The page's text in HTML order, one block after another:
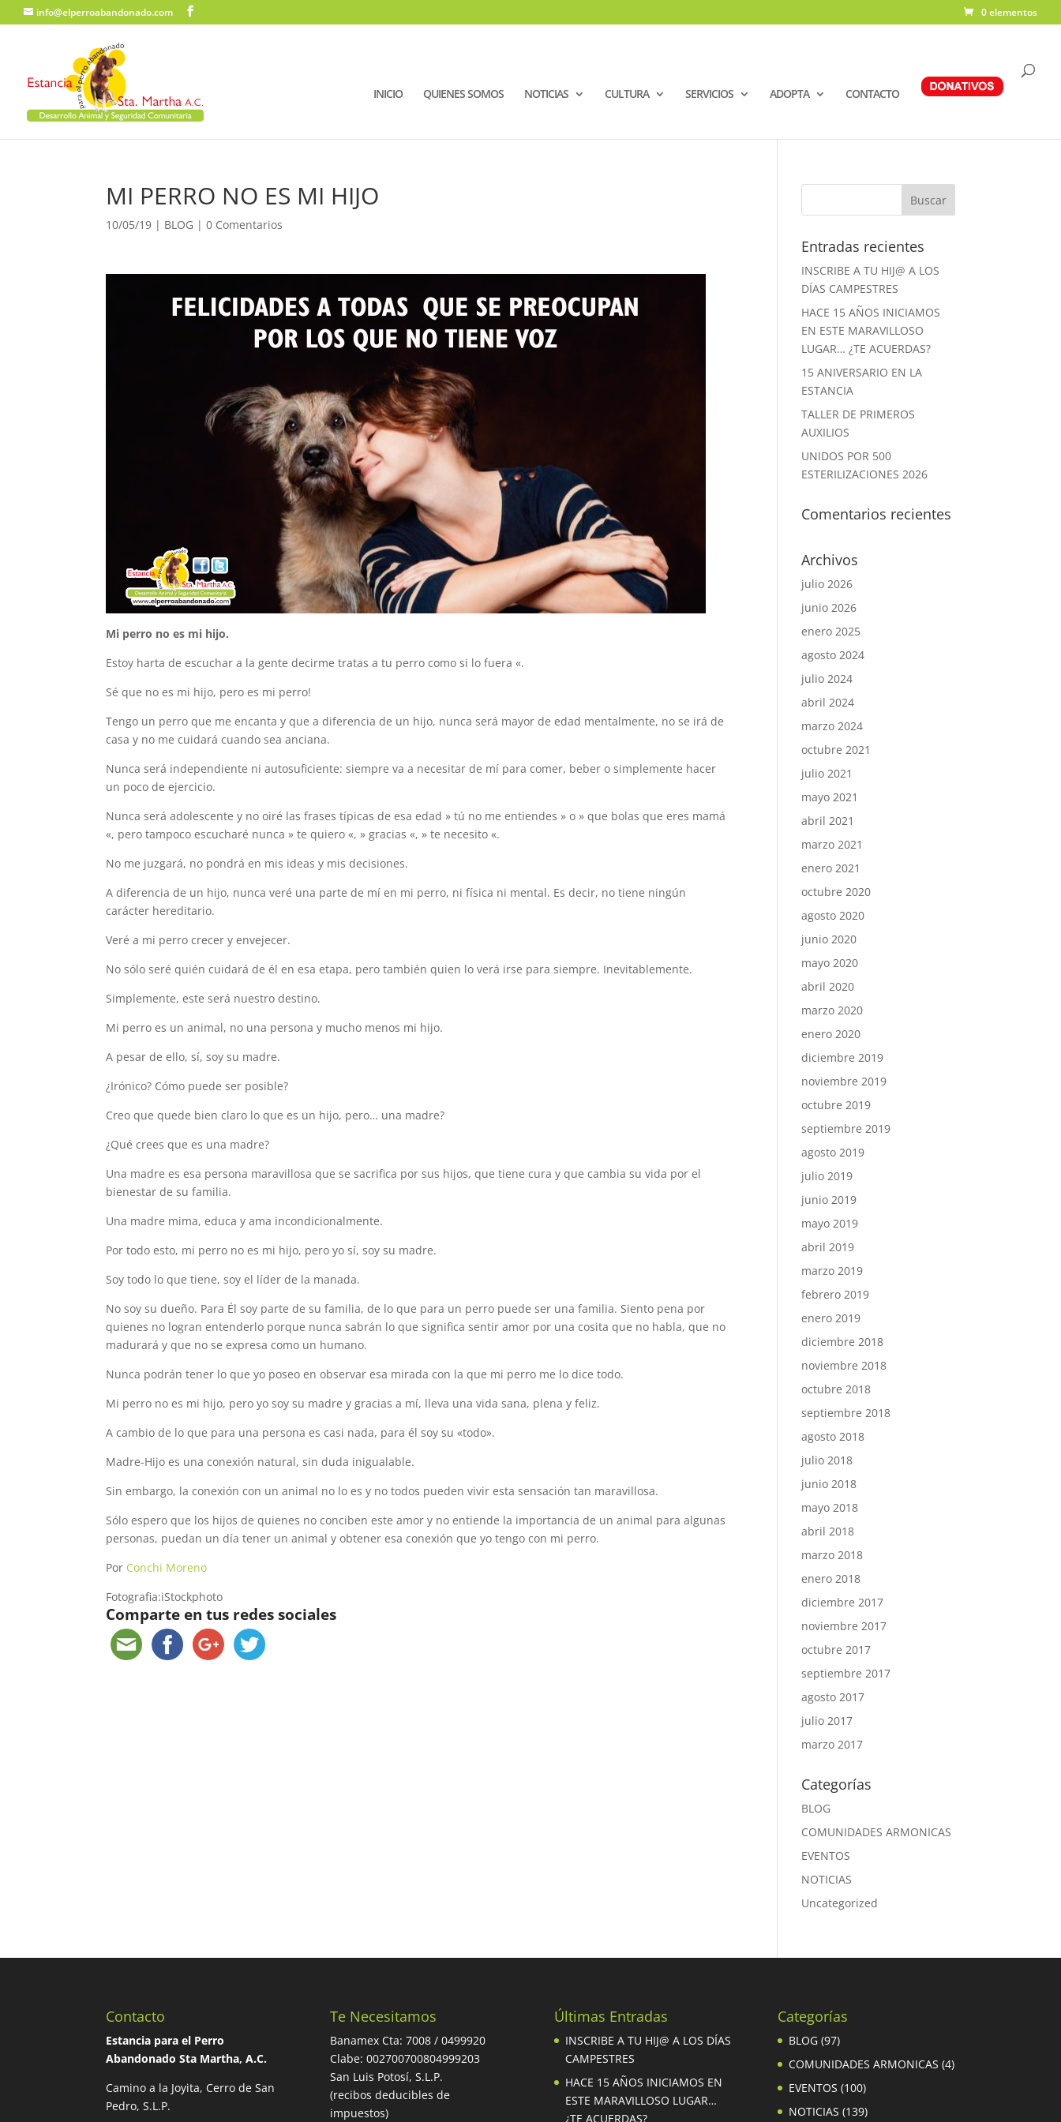
info@elperroabandonado.com 0 elementos
INICIO QUIENES SOMOS NOTICIAS CULTURA SERVICIOS ADOPTA CONTACTO
MI PERRO NO ES MI HIJO
10/05/19 | BLOG |0 Comentarios
Mi perro no es mi hijo.
Estoy harta de escuchar a la gente decirme tratas a tu perro como si lo fuera «.
Sé que no es mi hijo, pero es mi perro!
Tengo un perro que me encanta y que a diferencia de un hijo, nunca será mayor de edad mentalmente, no se irá de
casa y no me cuidará cuando sea anciana.
Nunca será independiente ni autosuficiente: siempre va a necesitar de mí para comer, beber o simplemente hacer
un poco de ejercicio.
Nunca será adolescente y no oiré las frases típicas de esa edad » tú no me entiendes » o » que bolas que eres mamá
«, pero tampoco escucharé nunca » te quiero «, » gracias «, » te necesito «.
No me juzgará, no pondrá en mis ideas y mis decisiones.
A diferencia de un hijo, nunca veré una parte de mí en mi perro, ni física ni mental. Es decir, no tiene ningún
carácter hereditario.
Veré a mi perro crecer y envejecer.
No sólo seré quién cuidará de él en esa etapa, pero también quien lo verá irse para siempre. Inevitablemente.
Simplemente, este será nuestro destino.
Mi perro es un animal, no una persona y mucho menos mi hijo.
A pesar de ello, sí, soy su madre.
¿Irónico? Cómo puede ser posible?
Creo que quede bien claro lo que es un hijo, pero… una madre?
¿Qué crees que es una madre?
Una madre es esa persona maravillosa que se sacrifica por sus hijos, que tiene cura y que cambia su vida por el
bienestar de su familia.
Una madre mima, educa y ama incondicionalmente.
Por todo esto, mi perro no es mi hijo, pero yo sí, soy su madre.
Soy todo lo que tiene, soy el líder de la manada.
No soy su dueño. Para Él soy parte de su familia, de lo que para un perro puede ser una familia. Siento pena por
quienes no logran entenderlo porque nunca sabrán lo que significa sentir amor por una cosita que no habla, que no
madurará y que no se expresa como un humano.
Nunca podrán tener lo que yo poseo en observar esa mirada con la que mi perro me lo dice todo.
Mi perro no es mi hijo, pero yo soy su madre y gracias a mí, lleva una vida sana, plena y feliz.
A cambio de lo que para una persona es casi nada, para él soy su «todo».
Madre-Hijo es una conexión natural, sin duda inigualable.
Sin embargo, la conexión con un animal no lo es y no todos pueden vivir esta sensación tan maravillosa.
Sólo espero que los hijos de quienes no conciben este amor y no entiende la importancia de un animal para algunas
personas, puedan un día tener un animal y obtener esa conexión que yo tengo con mi perro.
Por Conchi Moreno
Fotografia:iStockphoto
Comparte en tus redes sociales
Entradas recientes
INSCRIBE A TU HIJ@ A LOS
DÍAS CAMPESTRES
HACE 15 AÑOS INICIAMOS
EN ESTE MARAVILLOSO
LUGAR… ¿TE ACUERDAS?
15 ANIVERSARIO EN LA
ESTANCIA
TALLER DE PRIMEROS
AUXILIOS
UNIDOS POR 500
ESTERILIZACIONES 2026
Comentarios recientes
Archivos
julio 2026
junio 2026
enero 2025
agosto 2024
julio 2024
abril 2024
marzo 2024
octubre 2021
julio 2021
mayo 2021
abril 2021
marzo 2021
enero 2021
octubre 2020
agosto 2020
junio 2020
mayo 2020
abril 2020
marzo 2020
enero 2020
diciembre 2019
noviembre 2019
octubre 2019
septiembre 2019
agosto 2019
julio 2019
junio 2019
mayo 2019
abril 2019
marzo 2019
febrero 2019
enero 2019
diciembre 2018
noviembre 2018
octubre 2018
septiembre 2018
agosto 2018
julio 2018
junio 2018
mayo 2018
abril 2018
marzo 2018
enero 2018
diciembre 2017
noviembre 2017
octubre 2017
septiembre 2017
agosto 2017
julio 2017
marzo 2017
Categorías
BLOG
COMUNIDADES ARMONICAS
EVENTOS
NOTICIAS
Uncategorized
Contacto
Estancia para el Perro
Abandonado Sta Martha, A.C.
Camino a la Joyita, Cerro de San
Pedro, S.L.P.
Te Necesitamos
Banamex Cta: 7008 / 0499920
Clabe: 002700700804999203
San Luis Potosí, S.L.P.
(recibos deducibles de
impuestos)
Últimas Entradas
INSCRIBE A TU HIJ@ A LOS DÍAS
CAMPESTRES
HACE 15 AÑOS INICIAMOS EN
ESTE MARAVILLOSO LUGAR…
¿TE ACUERDAS?
Categorías
BLOG (97)
COMUNIDADES ARMONICAS (4)
EVENTOS (100)
NOTICIAS (139)